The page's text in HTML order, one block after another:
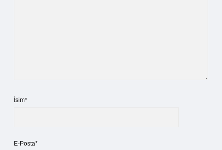
İsim*
E-Posta*